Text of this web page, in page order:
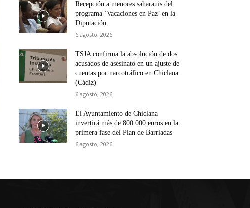
Recepción a menores saharauis del
programa ‘Vacaciones en Paz’ en la
Diputación
6 agosto, 2026
TSJA confirma la absolución de dos
acusados de asesinato en un ajuste de
cuentas por narcotráfico en Chiclana
(Cádiz)
6 agosto, 2026
El Ayuntamiento de Chiclana
invertirá más de 800.000 euros en la
primera fase del Plan de Barriadas
6 agosto, 2026